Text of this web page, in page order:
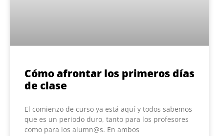
Cómo afrontar los primeros días
de clase
El comienzo de curso ya está aquí y todos sabemos
que es un periodo duro, tanto para los profesores
como para los alumn@s. En ambos